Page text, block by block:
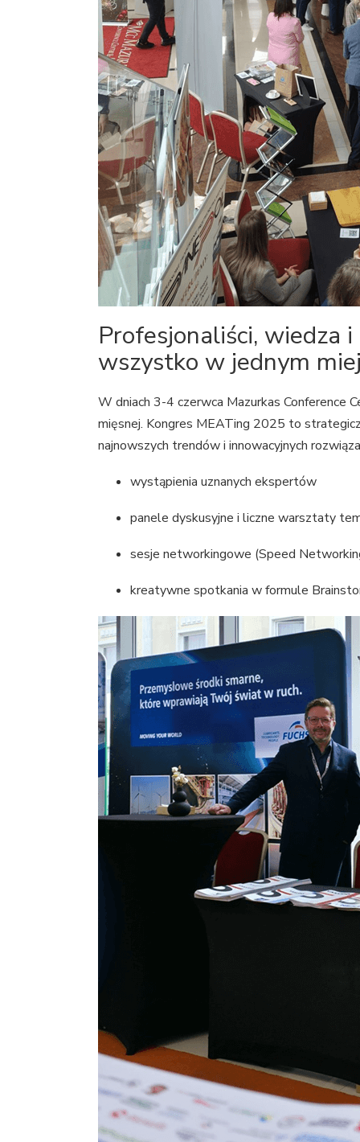
Profesjonaliści, wiedza
wszystko w jednym
W dniach 3-4 czerwca Mazurkas Conference
mięsnej. Kongres MEATing 2025 to
najnowszych trendów i innowacyjnych
wystąpienia uznanych ekspertów
panele dyskusyjne i liczne warsztaty
sesje networkingowe (Speed
kreatywne spotkania w formule